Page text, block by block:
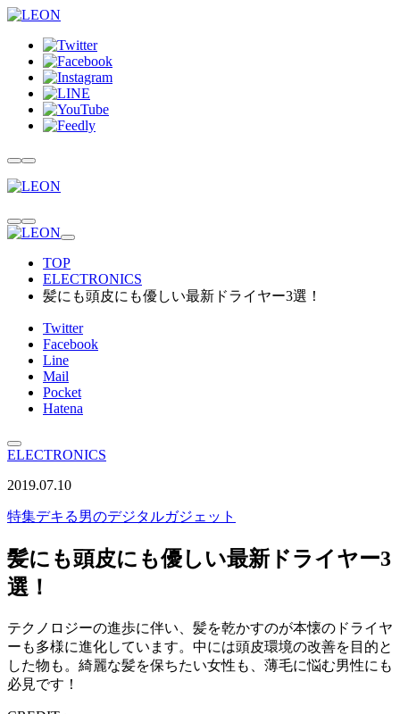
TOP
ELECTRONICS
髪にも頭皮にも優しい最新ドライヤー3選！
Twitter
Facebook
Line
Mail
Pocket
Hatena
ELECTRONICS
2019.07.10
特集デキる男のデジタルガジェット
髪にも頭皮にも優しい最新ドライヤー3
選！
テクノロジーの進歩に伴い、髪を乾かすのが本懐のドライヤ
ーも多様に進化しています。中には頭皮環境の改善を目的と
した物も。綺麗な髪を保ちたい女性も、薄毛に悩む男性にも
必見です！